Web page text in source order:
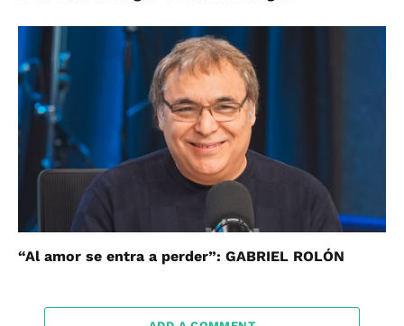
“Al amor se entra a perder”: GABRIEL ROLÓN